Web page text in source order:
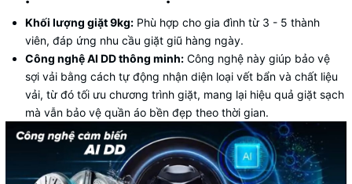
Khối lượng giặt 9kg: Phù hợp cho gia đình từ 3 - 5 thành
viên, đáp ứng nhu cầu giặt giũ hàng ngày.
Công nghệ AI DD thông minh: Công nghệ này giúp bảo vệ
sợi vải bằng cách tự động nhận diện loại vết bẩn và chất liệu
vải, từ đó tối ưu chương trình giặt, mang lại hiệu quả giặt sạch
mà vẫn bảo vệ quần áo bền đẹp theo thời gian.